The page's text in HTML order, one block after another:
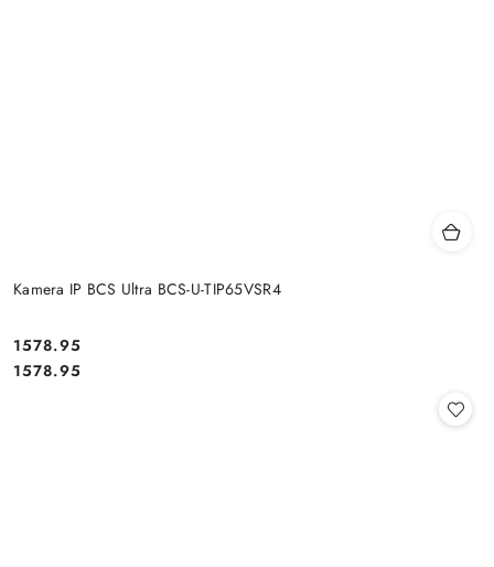
Kamera IP BCS Ultra BCS-U-TIP65VSR4
Cena:
1578.95
Cena:
1578.95